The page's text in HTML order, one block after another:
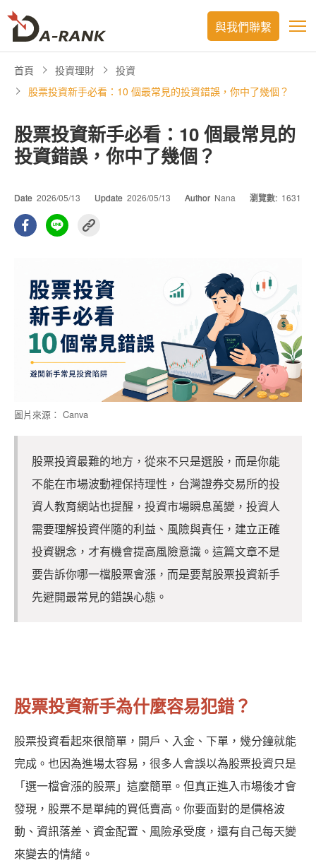
與我們聯繫
首頁 投資理財
投資
股票投資新手必看：10 個最常見的投資錯誤，你中了幾個？
股票投資新手必看：10 個最常見的
投資錯誤，你中了幾個？
Date 2026/05/13 Update 2026/05/13 Author Nana 瀏覽數: 1631
圖片來源： Canva
股票投資最難的地方，從來不只是選股，而是你能
不能在市場波動裡保持理性，台灣證券交易所的投
資人教育網站也提醒，投資市場瞬息萬變，投資人
需要理解投資伴隨的利益、風險與責任，建立正確
投資觀念，才有機會提高風險意識。這篇文章不是
要告訴你哪一檔股票會漲，而是要幫股票投資新手
先避開最常見的錯誤心態。
股票投資新手為什麼容易犯錯？
股票投資看起來很簡單，開戶、入金、下單，幾分鐘就能
完成。也因為進場太容易，很多人會誤以為股票投資只是
「選一檔會漲的股票」這麼簡單。但真正進入市場後才會
發現，股票不是單純的買低賣高。你要面對的是價格波
動、資訊落差、資金配置、風險承受度，還有自己每天變
來變去的情緒。